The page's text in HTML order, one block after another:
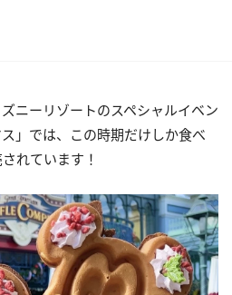
ニーリゾートのスペシャルイベン
」では、この時期だけしか食べ
れています！